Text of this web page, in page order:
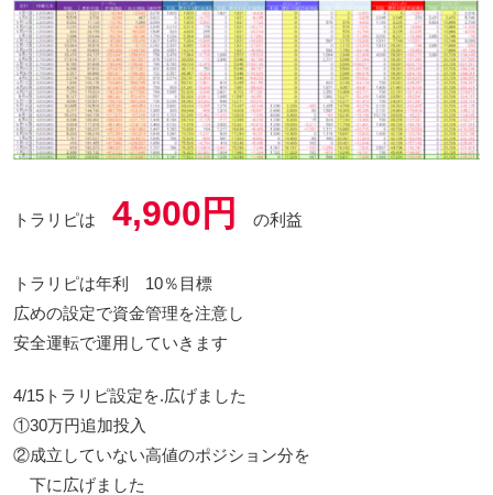
トラリピは 4,900円 の利益
トラリピは年利 10％目標
広めの設定で資金管理を注意し
安全運転で運用していきます
4/15トラリピ設定を.広げました
①30万円追加投入
②成立していない高値のポジション分を
下に広げました